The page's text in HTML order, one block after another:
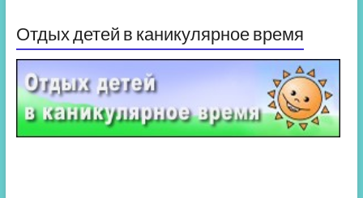
Отдых детей в каникулярное время